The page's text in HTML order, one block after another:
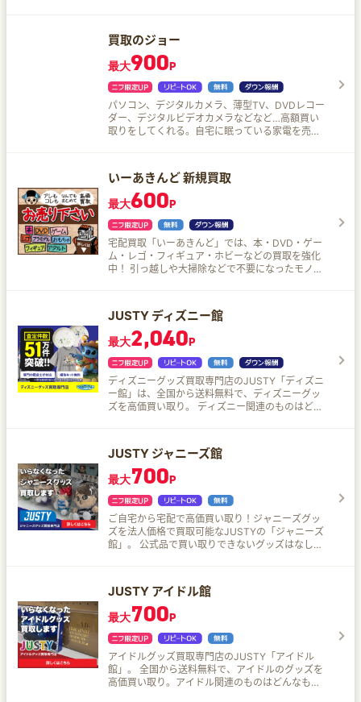
渉やトラブル、店舗買取のように商品持込み労力
は必要ありません♪
買取のジョー
最大900P
パソコン、デジタルカメラ、薄型TV、DVDレコー
ダー、デジタルビデオカメラなどなど…高額買い
取りをしてくれる。自宅に眠っている家電を売る
いーあきんど 新規買取
最大600P
宅配買取「いーあきんど」では、本・DVD・ゲー
ム・レゴ・フィギュア・ホビーなどの買取を強化
中！ 引っ越しや大掃除などで不要になったモノは
送っていただくだけ！ 送料や手数料は無料で、ス
ピード入金♪
JUSTY ディズニー館
最大2,040P
ディズニーグッズ買取専門店のJUSTY「ディズニ
ー館」は、全国から送料無料で、ディズニーグッ
ズを高価買い取り。 ディズニー関連のものはどん
パスケースやバスケットまで何でもOK！ 世界中で
ファンがたくさんいるディズニーは、日本でしか
手に入らないグッズもあるから大人気！
JUSTY ジャニーズ館
最大700P
ご自宅から宅配で高価買い取り！ジャニーズグッ
ズを法人価格で買取可能なJUSTYの「ジャニーズ
館」。 公式品で買い取りできないグッズはなし！
し、納得すれば即日振り込み。忙しいアナタにも
ぴったり！
JUSTY アイドル館
最大700P
アイドルグッズ買取専門店のJUSTY「アイドル
館」。 全国から送料無料で、アイドルのグッズを
高価買い取り。アイドル関連のものはどんなもの